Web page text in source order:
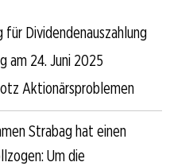
Dividendenauszahlung
am 24. Juni 2025
Aktionärsproblemen
Strabag hat einen
Um die